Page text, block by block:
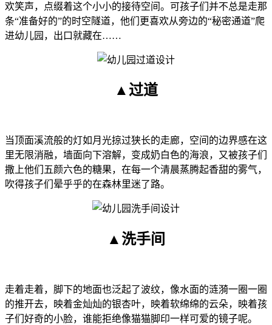
欢笑声，点缀着这个小小的接待空间。可孩子们并不总是走那
条“准备好的”的时空隧道，他们更喜欢从旁边的“秘密通道”爬
进幼儿园，出口就藏在……
▲过道
当顶面溪流般的灯如月光掠过狭长的走廊，空间的边界感在这
里无限消融，墙面向下溶解，变成奶白色的海浪，又被孩子们
撒上他们五颜六色的糖果，在每一个清晨蒸腾起香甜的雾气，
吹得孩子们晕乎乎的在森林里迷了路。
▲洗手间
走着走着，脚下的地面也泛起了波纹，像水面的涟漪一圈一圈
的推开去，映着金灿灿的银杏叶，映着软绵绵的云朵，映着孩
子们好奇的小脸，谁能拒绝像猫猫脚印一样可爱的镜子呢。